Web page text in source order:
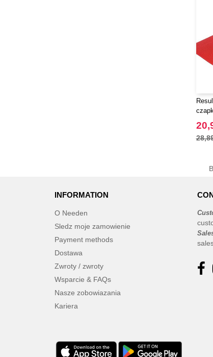
INFORMATION
O Needen
Sledz moje zamowienie
Payment methods
Dostawa
Zwroty / zwroty
Wsparcie & FAQs
Nasze zobowiazania
Kariera